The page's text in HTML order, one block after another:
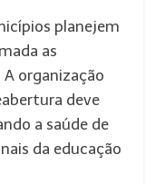
planejem
as
organização
deve
a saúde de
da educação